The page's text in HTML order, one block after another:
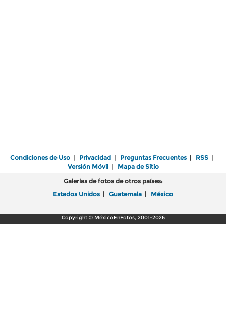
Condiciones de Uso | Privacidad | Preguntas Frecuentes | RSS |
Versión Móvil| Mapa de Sitio
Galerías de fotos de otros países:
Estados Unidos | Guatemala | México
Copyright © MéxicoEnFotos, 2001-2026